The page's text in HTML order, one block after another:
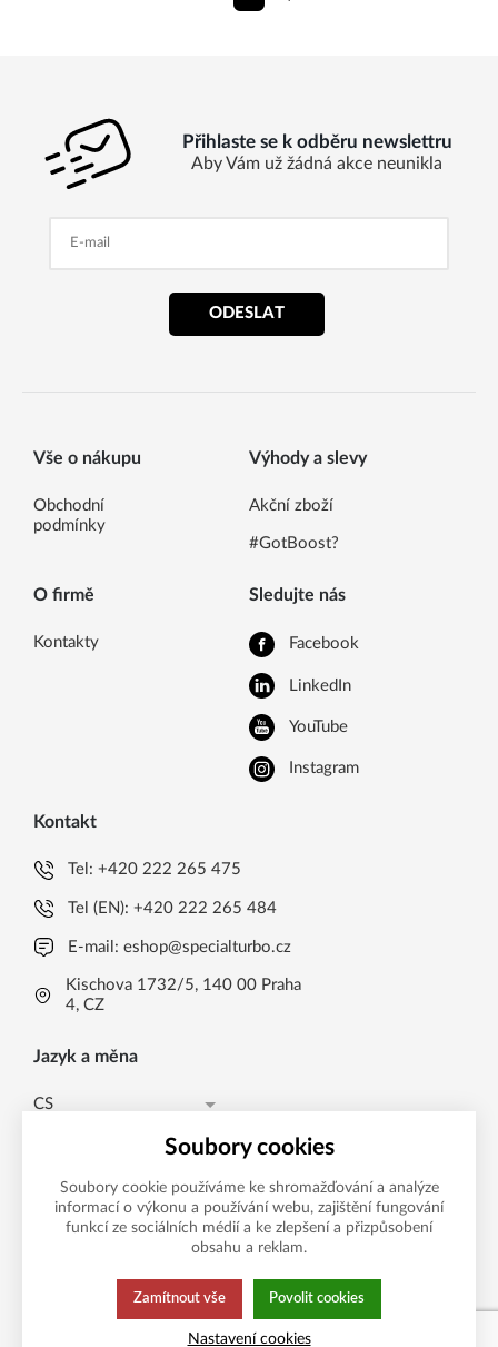
Přihlaste se k odběru newslettru
Aby Vám už žádná akce neunikla
ODESLAT
Vše o nákupu
Obchodní
podmínky
Výhody a slevy
Akční zboží
#GotBoost?
O firmě
Kontakty
Sledujte nás
Facebook
LinkedIn
YouTube
Instagram
Kontakt
Tel:+420 222 265 475
Tel (EN):+420 222 265 484
E-mail:eshop@specialturbo.cz
Kischova 1732/5, 140 00 Praha
4, CZ
Jazyk a měna
CS
EN
Česká koruna CZK (Kč)
Česká koruna CZK (Kč)
EUR (EUR)
Možnosti platby
Tato stránka používá soubory cookies.
Soubory cookies
Soubory cookie používáme ke shromažďování a analýze
informací o výkonu a používání webu, zajištění fungování
funkcí ze sociálních médií a ke zlepšení a přizpůsobení
obsahu a reklam.
Zamítnout vše Povolit cookies
Nastavení cookies